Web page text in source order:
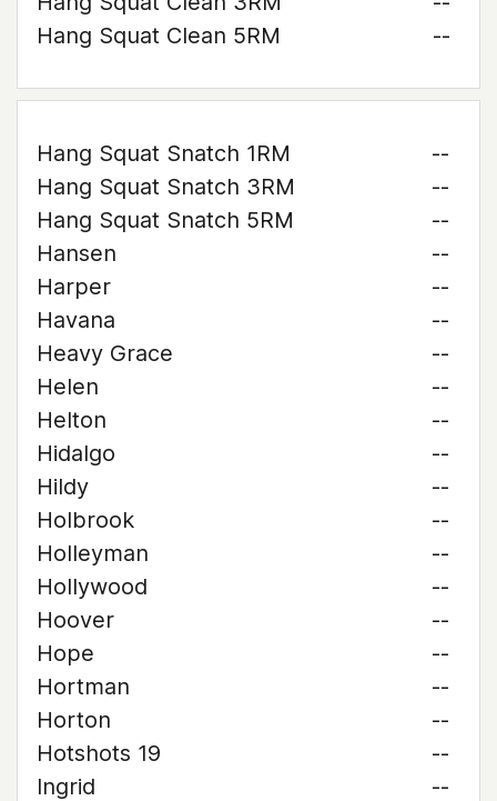
Hang Squat Clean 5RM
--
Hang Squat Snatch 1RM
--
Hang Squat Snatch 3RM
--
Hang Squat Snatch 5RM
--
Hansen
--
Harper
--
Havana
--
Heavy Grace
--
Helen
--
Helton
--
Hidalgo
--
Hildy
--
Holbrook
--
Holleyman
--
Hollywood
--
Hoover
--
Hope
--
Hortman
--
Horton
--
Hotshots 19
--
Ingrid
--